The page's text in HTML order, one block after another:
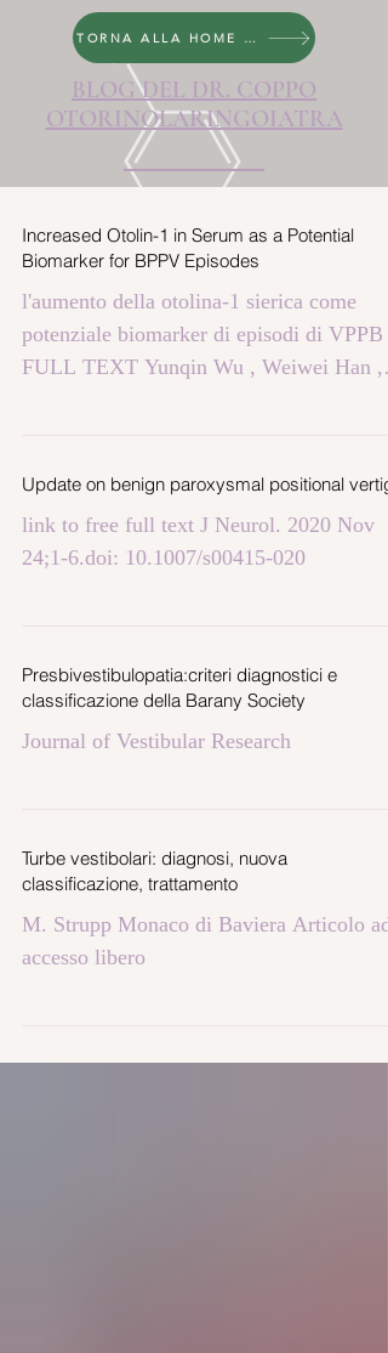
TORNA ALLA HOME PAGE
BLOG DEL DR. COPPO
OTORINOLARINGOIATRA
Increased Otolin-1 in Serum as a Potential
Biomarker for BPPV Episodes
l'aumento della otolina-1 sierica come
potenziale biomarker di episodi di VPPB
FULL TEXT Yunqin Wu , Weiwei Han ,
Update on benign paroxysmal positional
link to free full text J Neurol. 2020 Nov
24;1-6.doi: 10.1007/s00415-020
Presbivestibulopatia:criteri diagnostici e
classificazione della Barany Society
Journal of Vestibular Research
Turbe vestibolari: diagnosi, nuova
classificazione, trattamento
M. Strupp Monaco di Baviera Articolo ad
accesso libero